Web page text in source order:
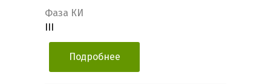
Фаза КИ
Подробнее